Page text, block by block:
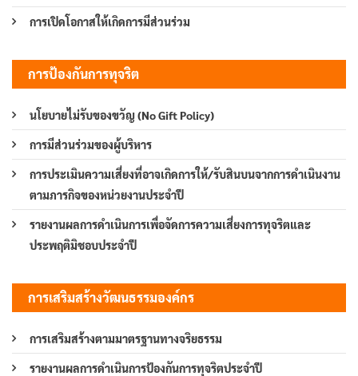
การเปิดโอกาสให้เกิดการมีส่วนร่วม
การป้องกันการทุจริต
นโยบายไม่รับของขวัญ (No Gift Policy)
การมีส่วนร่วมของผู้บริหาร
การประเมินความเสี่ยงที่อาจเกิดการให้/รับสินบนจากการดำเนินงาน
ตามภารกิจของหน่วยงานประจำปี
รายงานผลการดำเนินการเพื่อจัดการความเสี่ยงการทุจริตและ
ประพฤติมิชอบประจำปี
การเสริมสร้างวัฒนธรรมองค์กร
การเสริมสร้างตามมาตรฐานทางจริยธรรม
รายงานผลการดำเนินการป้องกันการทุจริตประจำปี